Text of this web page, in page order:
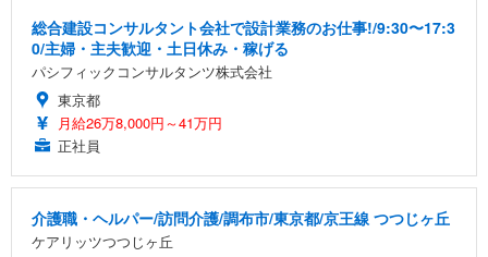
総合建設コンサルタント会社で設計業務のお仕事!/9:30〜17:3
0/主婦・主夫歓迎・土日休み・稼げる
パシフィックコンサルタンツ株式会社
東京都
月給26万8,000円～41万円
正社員
介護職・ヘルパー/訪問介護/調布市/東京都/京王線 つつじヶ丘
ケアリッツつつじヶ丘